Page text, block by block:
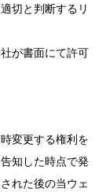
切と判断するリ
が書面にて許可
変更する権利を
知した時点で発
れた後の当ウェ